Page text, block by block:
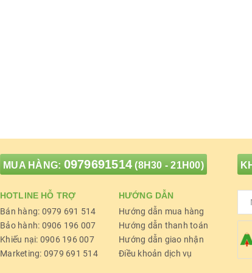
MUA HÀNG: 0979691514 (8H30 - 21H00)
HOTLINE HỖ TRỢ
Bán hàng: 0979 691 514
Bảo hành: 0906 196 007
Khiếu nại: 0906 196 007
Marketing: 0979 691 514
HƯỚNG DẪN
Hướng dẫn mua hàng
Hướng dẫn thanh toán
Hướng dẫn giao nhận
Điều khoản dịch vụ